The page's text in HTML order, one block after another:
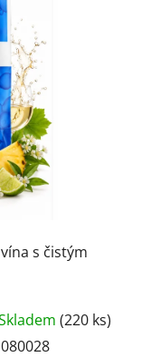
s čistým
(220 ks)
080028